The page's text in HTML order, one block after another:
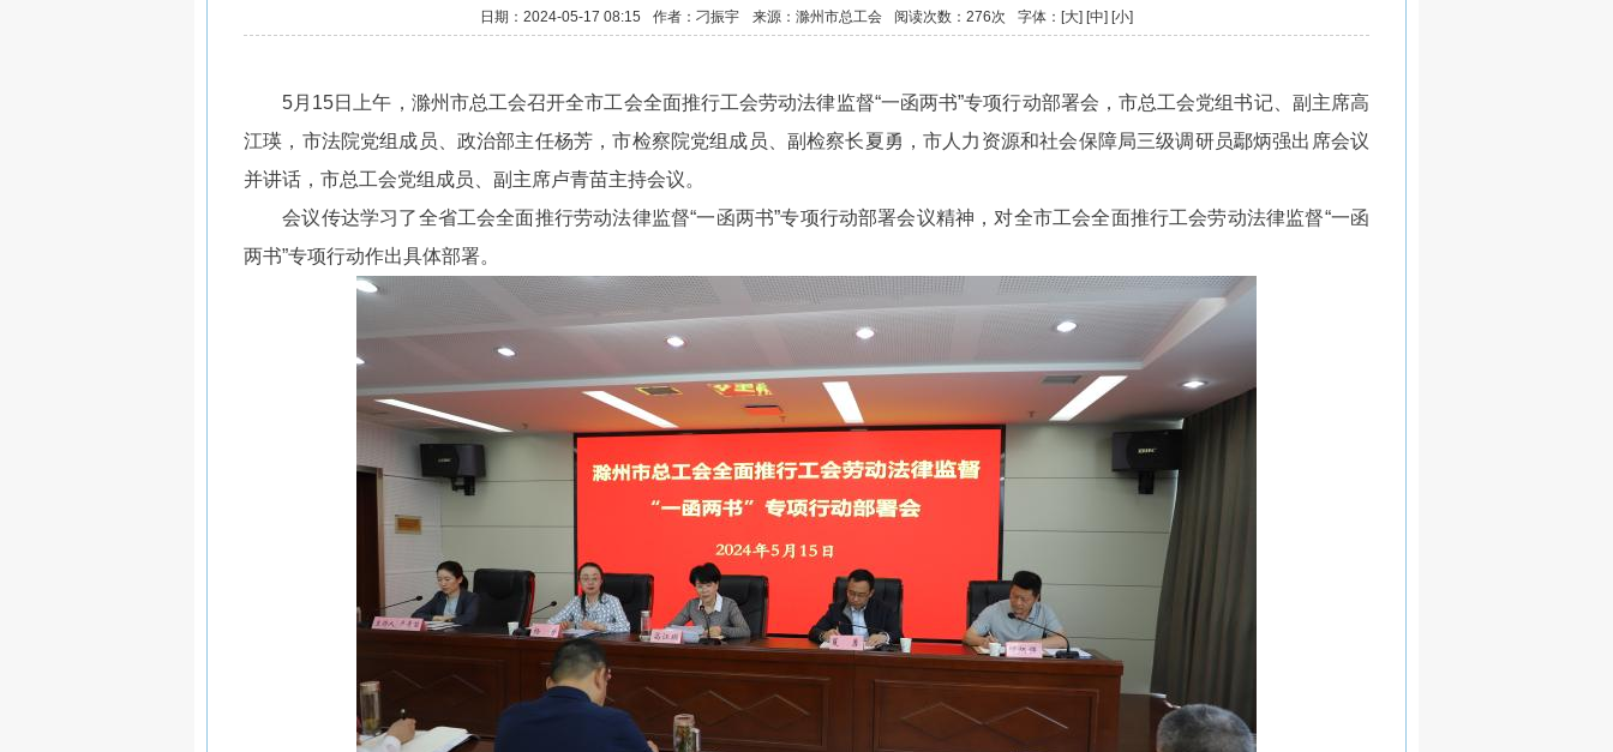
日期：2024-05-17 08:15 作者：刁振宇 来源： 滁州市总工会 阅读次数： 276次 字体：[大] [中] [小]
5月15日上午，滁州市总工会召开全市工会全面推行工会劳动法律监督“一函两书”专项行动部署会，市总工会党组书记、副主席高
江瑛，市法院党组成员、政治部主任杨芳，市检察院党组成员、副检察长夏勇，市人力资源和社会保障局三级调研员鄢炳强出席会议
并讲话，市总工会党组成员、副主席卢青苗主持会议。
会议传达学习了全省工会全面推行劳动法律监督“一函两书”专项行动部署会议精神，对全市工会全面推行工会劳动法律监督“一函
两书”专项行动作出具体部署。